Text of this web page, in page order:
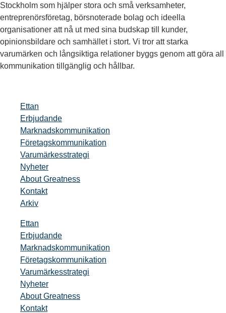
Stockholm som hjälper stora och små verksamheter,
entreprenörsföretag, börsnoterade bolag och ideella
organisationer att nå ut med sina budskap till kunder,
opinionsbildare och samhället i stort. Vi tror att starka
varumärken och långsiktiga relationer byggs genom att göra all
kommunikation tillgänglig och hållbar.
Ettan
Erbjudande
Marknadskommunikation
Företagskommunikation
Varumärkesstrategi
Nyheter
About Greatness
Kontakt
Arkiv
Ettan
Erbjudande
Marknadskommunikation
Företagskommunikation
Varumärkesstrategi
Nyheter
About Greatness
Kontakt